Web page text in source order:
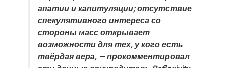
апатии и капитуляции; отсутствие
спекулятивного интереса со
стороны масс открывает
возможности для тех, у кого есть
твёрдая вера, — прокомментировал